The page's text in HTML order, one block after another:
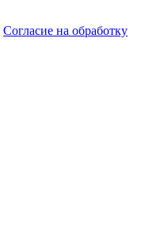
Согласие на обработку